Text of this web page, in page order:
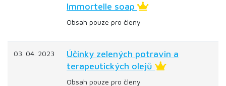
Immortelle soap
Obsah pouze pro členy
03. 04. 2023
Účinky zelených potravin a
terapeutických olejů
Obsah pouze pro členy